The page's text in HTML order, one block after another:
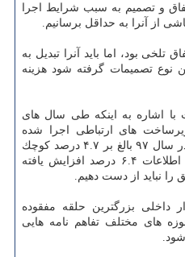
و تصمیم به سبب شرایط اجرا
از آنرا به حداقل برسانیم.
بود، اما باید آنرا تبدیل به
نوع تصمیمات گرفته شود هزینه
با اشاره به اینكه طی سال های
های ارتباطی اجرا شده
است، اضافه كرد: اقتصاد كشور در سال ۹۷ بالغ بر ۴.۷ درصد كوچك
شد، اما در حوزه اقتصاد فناوری اطلاعات ۶.۴ درصد افزایش یافته
نباید از دست دهیم.
داخلی بزرگترین حلقه مفقوده
های مختلف تفاهم نامه هایی